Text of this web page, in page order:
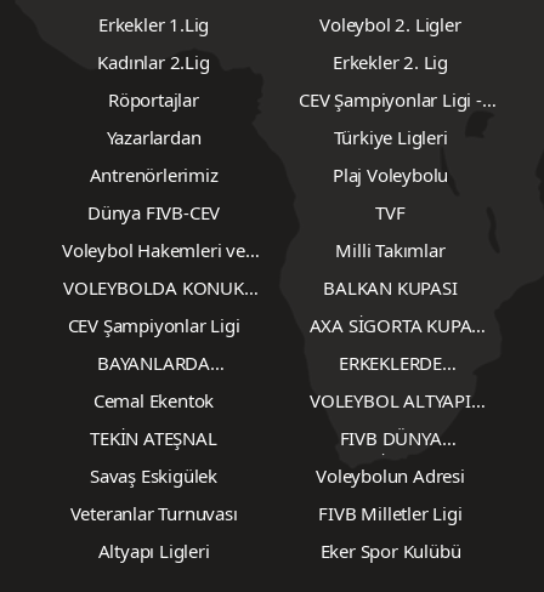
Erkekler 1.Lig
Voleybol 2. Ligler
Kadınlar 2.Lig
Erkekler 2. Lig
Röportajlar
CEV Şampiyonlar Ligi -
Yazarlardan
Türkiye Ligleri
Antrenörlerimiz
Plaj Voleybolu
Dünya FIVB-CEV
TVF
Voleybol Hakemleri ve
Milli Takımlar
VOLEYBOLDA KONUK
BALKAN KUPASI
CEV Şampiyonlar Ligi
AXA SİGORTA KUPA
BAYANLARDA
ERKEKLERDE
Cemal Ekentok
VOLEYBOL ALTYAPI
KARŞILAŞMALARI
TEKİN ATEŞNAL
FIVB DÜNYA
ŞAMPİYONASI
Savaş Eskigülek
Voleybolun Adresi
Veteranlar Turnuvası
FIVB Milletler Ligi
Altyapı Ligleri
Eker Spor Kulübü